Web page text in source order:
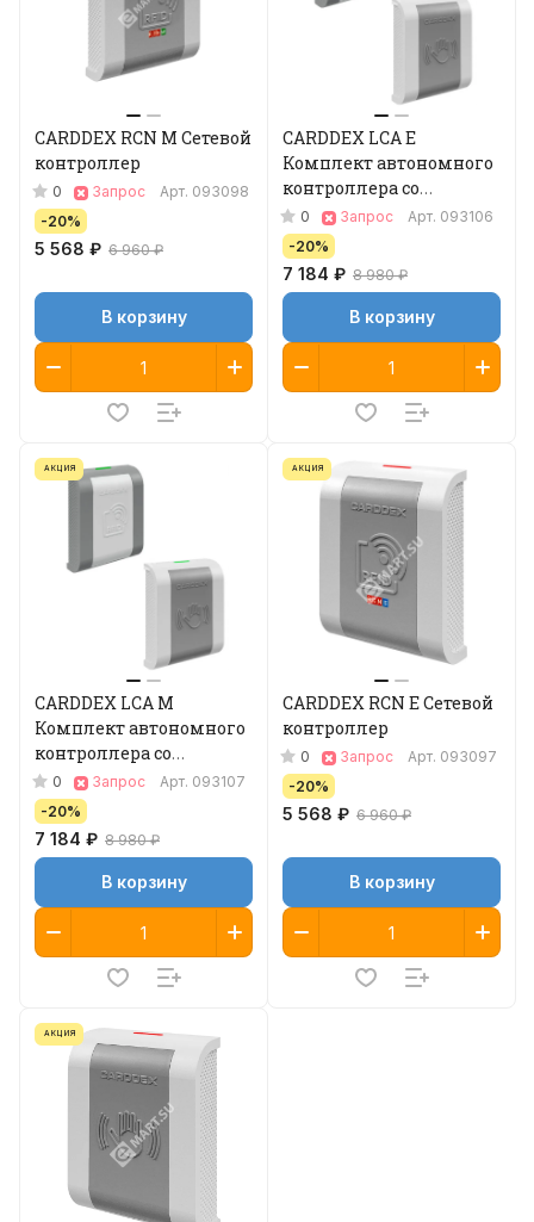
CARDDEX RCN M Сетевой
контроллер
0 Запрос Арт. 093098
-20%
5 568 ₽ 6 960 ₽
В корзину
CARDDEX LCA E
Комплект автономного
контроллера со
считывателем
0 Запрос Арт. 093106
-20%
7 184 ₽ 8 980 ₽
В корзину
АКЦИЯ
CARDDEX LCA M
Комплект автономного
контроллера со
считывателем
0 Запрос Арт. 093107
-20%
7 184 ₽ 8 980 ₽
В корзину
АКЦИЯ
CARDDEX RCN E Сетевой
контроллер
0 Запрос Арт. 093097
-20%
5 568 ₽ 6 960 ₽
В корзину
АКЦИЯ